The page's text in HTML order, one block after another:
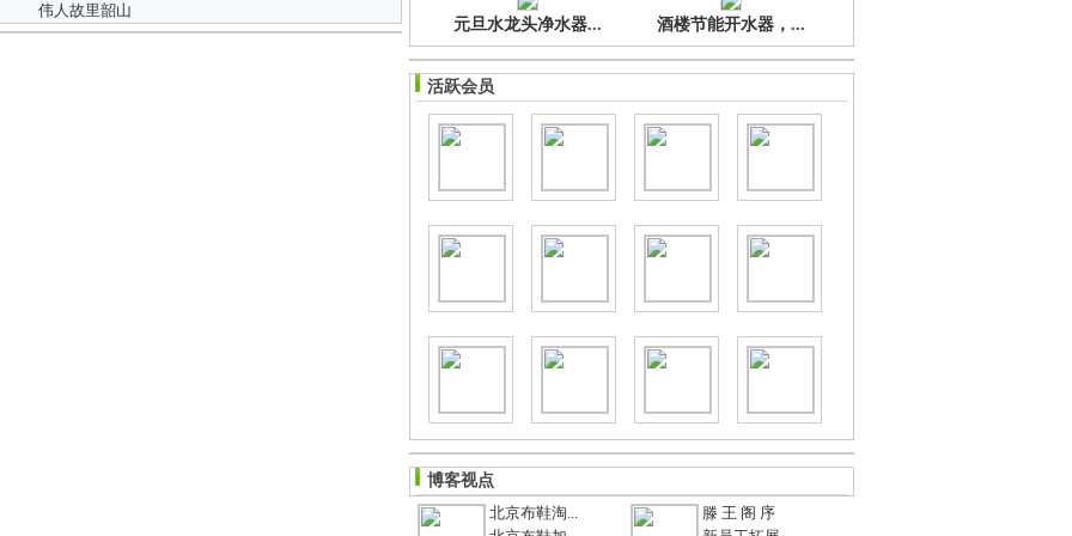
伟人故里韶山
元旦水龙头净水器... 酒楼节能开水器，...
活跃会员
博客视点
北京布鞋淘...
滕 王 阁 序